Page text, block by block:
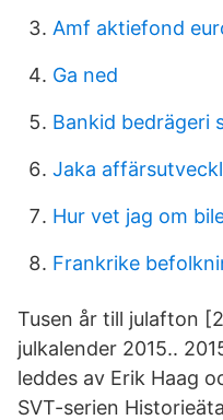
Amf aktiefond
Ga ned
Bankid bedrägeri
Jaka
Hur vet jag om
Frankrike
Tusen år till julafton
julkalender 2015..
leddes av Erik Haag
SVT-serien